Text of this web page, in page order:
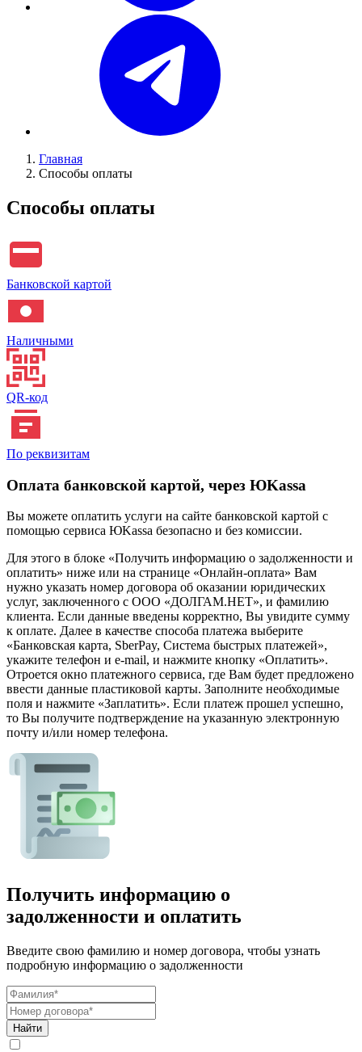
Главная
Способы оплаты
Способы оплаты
Банковской картой
Наличными
QR-код
По реквизитам
Оплата банковской картой, через ЮKassa
Вы можете оплатить услуги на сайте банковской картой с
помощью сервиса ЮKassa безопасно и без комиссии.
Для этого в блоке «Получить информацию о задолженности и
оплатить» ниже или на странице «Онлайн-оплата» Вам
нужно указать номер договора об оказании юридических
услуг, заключенного с ООО «ДОЛГАМ.НЕТ», и фамилию
клиента. Если данные введены корректно, Вы увидите сумму
к оплате. Далее в качестве способа платежа выберите
«Банковская карта, SberPay, Система быстрых платежей»,
укажите телефон и e-mail, и нажмите кнопку «Оплатить».
Отроется окно платежного сервиса, где Вам будет предложено
ввести данные пластиковой карты. Заполните необходимые
поля и нажмите «Заплатить». Если платеж прошел успешно,
то Вы получите подтверждение на указанную электронную
почту и/или номер телефона.
Получить информацию о
задолженности и оплатить
Введите свою фамилию и номер договора, чтобы узнать
подробную информацию о задолженности
Найти